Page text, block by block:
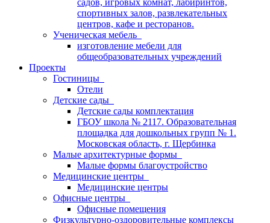
садов, игровых комнат, лабиринтов,
спортивных залов, развлекательных
центров, кафе и ресторанов.
Ученическая мебель
изготовление мебели для
общеобразовательных учреждений
Проекты
Гостиницы
Отели
Детские сады
Детские сады комплектация
ГБОУ школа № 2117. Образовательная
площадка для дошкольных групп № 1.
Московская область, г. Щербинка
Малые архитектурные формы
Малые формы благоустройство
Медицинские центры
Медицинские центры
Офисные центры
Офисные помещения
Физкультурно-оздоровительные комплексы